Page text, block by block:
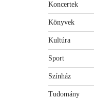
Koncertek
Könyvek
Kultúra
Sport
Színház
Tudomány